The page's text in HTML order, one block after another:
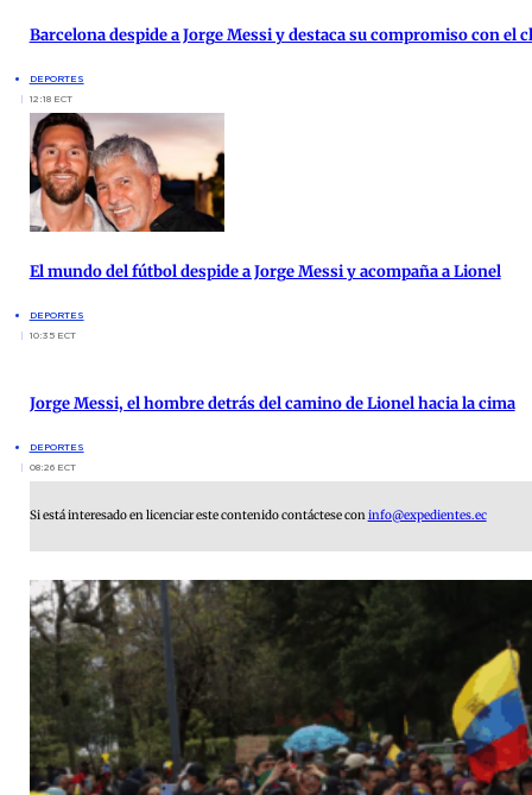
Barcelona despide a Jorge Messi y destaca su compromiso con el
DEPORTES
12:18 ECT
El mundo del fútbol despide a Jorge Messi y acompaña a Lionel
DEPORTES
10:35 ECT
Jorge Messi, el hombre detrás del camino de Lionel hacia la cima
DEPORTES
08:26 ECT
Si está interesado en licenciar este contenido contáctese coninfo@expedientes.ec